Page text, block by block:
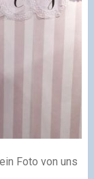
Foto von uns